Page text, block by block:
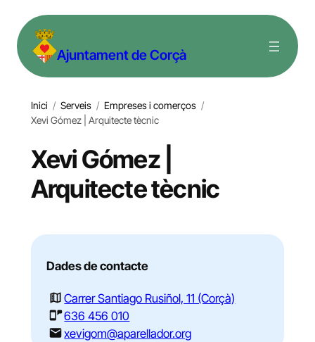
contingut Ajuntament de Corçà
Inici / Serveis / Empreses i comerços /
Xevi Gómez | Arquitecte tècnic
Xevi Gómez |
Arquitecte tècnic
Dades de contacte
Carrer Santiago Rusiñol, 11 (Corçà)
636 456 010
xevigom@aparellador.org